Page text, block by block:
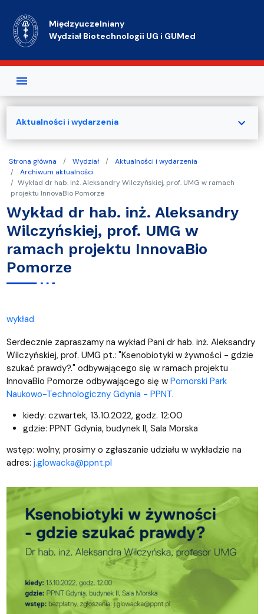
Międzyuczelniany
Wydział Biotechnologii UG i GUMed
Strona główna Wydział
Aktualności i wydarzenia
Archiwum aktualności
Wykład dr hab. inż. Aleksandry Wilczyńskiej, prof. UMG w ramach
projektu InnovaBio Pomorze
Wykład dr hab. inż. Aleksandry
Wilczyńskiej, prof. UMG w
ramach projektu InnovaBio
Pomorze
wykład
Serdecznie zapraszamy na wykład Pani dr hab. inż. Aleksandry
Wilczyńskiej, prof. UMG pt.: "Ksenobiotyki w żywności - gdzie
szukać prawdy?." odbywającego się w ramach projektu
InnovaBio Pomorze odbywającego się w Pomorski Park
Naukowo-Technologiczny Gdynia - PPNT.
kiedy: czwartek, 13.10.2022, godz. 12:00
gdzie: PPNT Gdynia, budynek II, Sala Morska
wstęp: wolny, prosimy o zgłaszanie udziału w wykładzie na
adres: j.glowacka@ppnt.pl
Aktualności i wydarzenia expand_more